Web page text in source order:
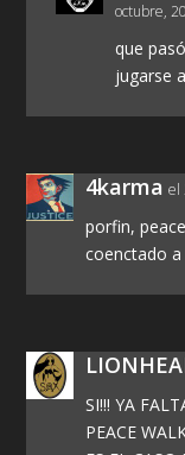
octubre,
que
jugarse
4karma el
porfin,
coenctado
SI!!! YA
PEACE